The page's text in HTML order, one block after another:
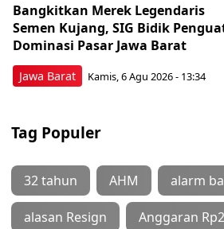
Jawa Barat
Bangkitkan Merek Legendaris
Semen Kujang, SIG Bidik
Dominasi Pasar Jawa Barat
Kamis, 6 Agu 2026 - 13:34
Tag Populer
32 tahun AHM alarm
alasan Resign Anggaran